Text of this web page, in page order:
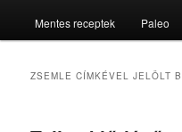
az
elsődleges
a
másodlagos
Mentes receptek Paleo
ZSEMLE CÍMKÉVEL JELÖLT